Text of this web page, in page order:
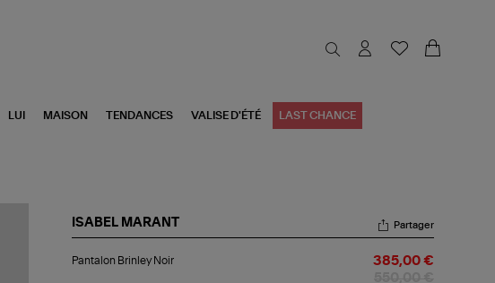
LUI MAISON TENDANCES VALISE D'ÉTÉ LAST CHANCE
ISABEL MARANT
Brinley
Partager
Pantalon Brinley Noir 385,00 €